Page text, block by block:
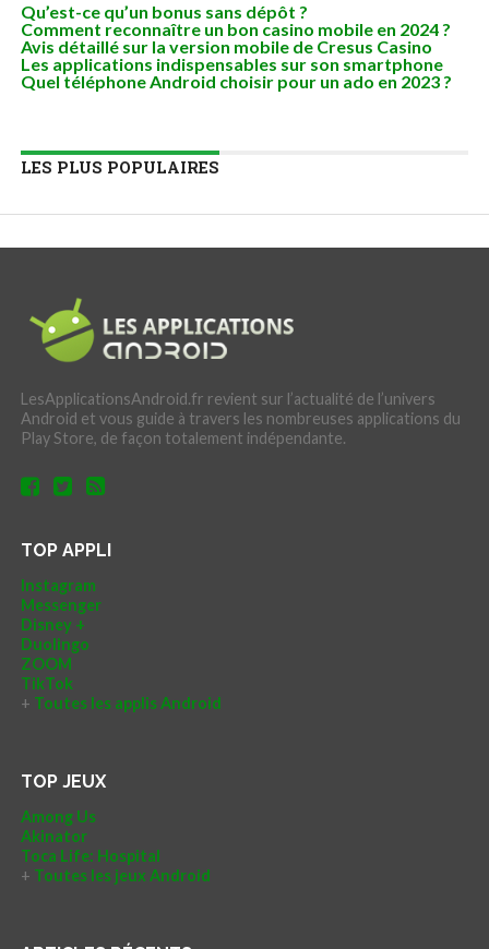
Qu’est-ce qu’un bonus sans dépôt ?
Comment reconnaître un bon casino mobile en 2024 ?
Avis détaillé sur la version mobile de Cresus Casino
Les applications indispensables sur son smartphone
Quel téléphone Android choisir pour un ado en 2023 ?
LES PLUS POPULAIRES
LesApplicationsAndroid.fr revient sur l’actualité de l’univers
Android et vous guide à travers les nombreuses applications du
Play Store, de façon totalement indépendante.
TOP APPLI
Instagram
Messenger
Disney +
Duolingo
ZOOM
TikTok
+ Toutes les applis Android
TOP JEUX
Among Us
Akinator
Toca Life: Hospital
+ Toutes les jeux Android